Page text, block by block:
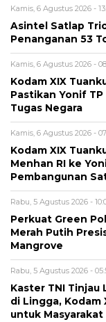
Kamis, 6 Agustus 2026 -
Asintel Satlap
Penanganan 53
Kamis, 6 Agustus 2026 -
Kodam XIX
Pastikan Yonif
Tugas Negara
Kamis, 6 Agustus 2026 -
Kodam XIX
Menhan RI ke
Pembangunan
Rabu, 5 Agustus 2026 -
Perkuat Green
Merah Putih
Mangrove
Rabu, 5 Agustus 2026 -
Kaster TNI Tinjau
di Lingga, Kodam
untuk Masyarakat